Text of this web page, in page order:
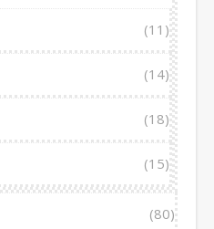
(11)
(14)
(18)
(15)
(80)